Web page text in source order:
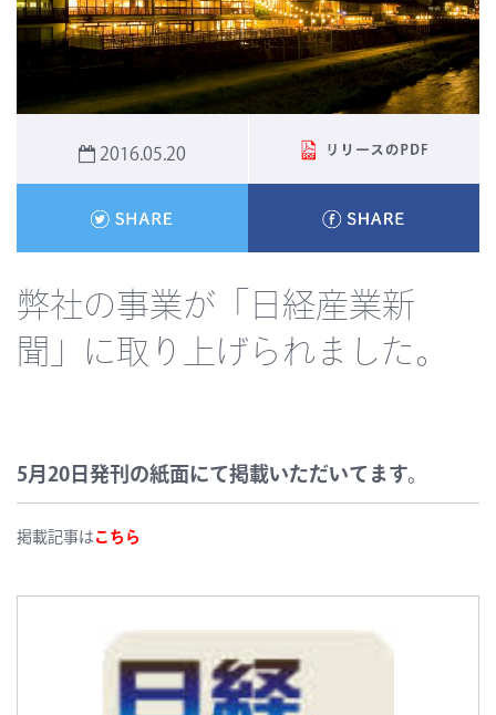
2016.05.20
弊社の事業が「日経産業新
聞」に取り上げられました。
5月20日発刊の紙面にて掲載いただいてます。
掲載記事は こちら